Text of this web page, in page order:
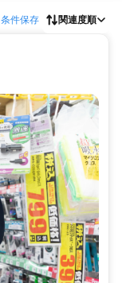
条件保存 関連度順